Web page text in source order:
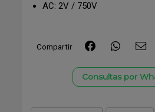
AC: 2V / 750V
Compartir
Consultas por